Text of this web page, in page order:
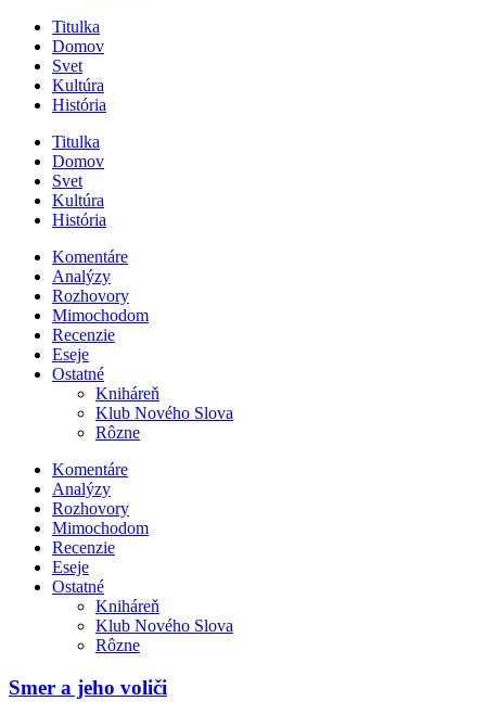
Titulka
Domov
Svet
Kultúra
História
Titulka
Domov
Svet
Kultúra
História
Komentáre
Analýzy
Rozhovory
Mimochodom
Recenzie
Eseje
Ostatné
Kniháreň
Klub Nového Slova
Rôzne
Komentáre
Analýzy
Rozhovory
Mimochodom
Recenzie
Eseje
Ostatné
Kniháreň
Klub Nového Slova
Rôzne
Smer a jeho voliči